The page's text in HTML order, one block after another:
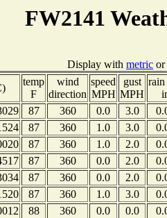
FW2141
Display with metric or
temp
F
wind
direction
speed
MPH
gust
MPH
87 360 0.0 3.0
87 360 1.0 3.0
87 360 1.0 2.0
87 360 0.0 2.0
87 360 0.0 2.0
87 360 1.0 3.0
88 360 0.0 0.0